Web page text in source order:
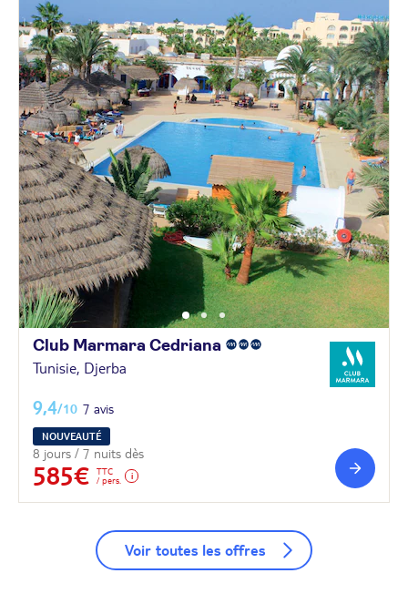
Club Marmara Cedriana
Tunisie, Djerba
9,4/10 7 avis
NOUVEAUTÉ
8 jours / 7 nuits dès
585€
TTC
/ pers.
Voir toutes les offres